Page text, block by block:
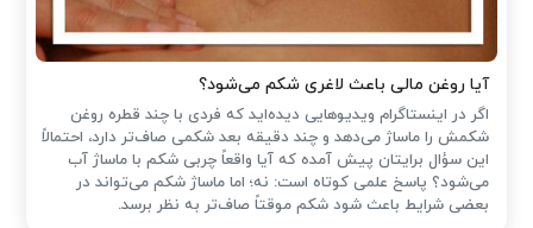
آیا روغن مالی باعث لاغری شکم می‌شود؟
اگر در اینستاگرام ویدیوهایی دیده‌اید که فردی با چند قطره روغن
شکمش را ماساژ می‌دهد و چند دقیقه بعد شکمی صاف‌تر دارد، احتمالاً
این سؤال برایتان پیش آمده که آیا واقعاً چربی شکم با ماساژ آب
می‌شود؟ پاسخ علمی کوتاه است: نه؛ اما ماساژ شکم می‌تواند در
بعضی شرایط باعث شود شکم موقتاً صاف‌تر به نظر برسد.